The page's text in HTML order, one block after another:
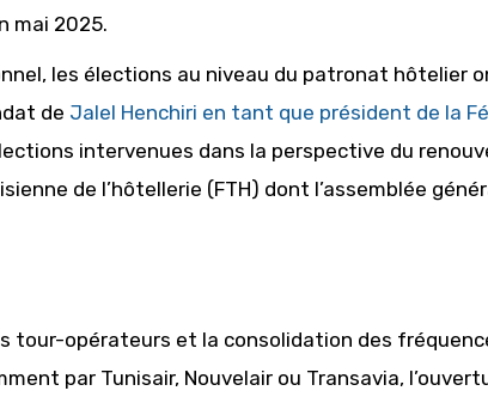
mai 2025.
les élections au niveau du patronat hôtelier
de Jalel Henchiri en tant que président de la
intervenues dans la perspective du
de l’hôtellerie (FTH) dont l’assemblée
tour-opérateurs et la consolidation des
par Tunisair, Nouvelair ou Transavia,